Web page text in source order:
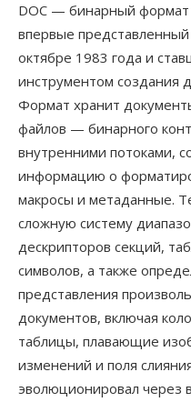
DOC — бинарный формат
впервые
октябре 1983 года и
инструментом создания
Формат хранит
файлов — бинарного
внутренними потоками,
информацию о
макросы и метаданные.
сложную систему
дескрипторов секций,
символов, а также
представления
документов, включая
таблицы, плавающие
изменений и поля
эволюционировал через